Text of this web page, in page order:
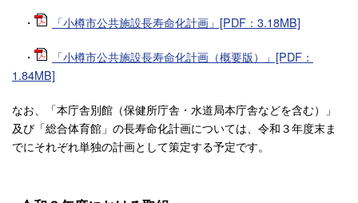
・ 「小樽市公共施設長寿命化計画」[PDF：3.18MB]
・
「小樽市公共施設長寿命化計画（概要版）」[PDF：
1.84MB]
なお、「本庁舎別館（保健所庁舎・水道局本庁舎などを含む）」
及び「総合体育館」の長寿命化計画については、令和３年度末ま
でにそれぞれ単独の計画として策定する予定です。